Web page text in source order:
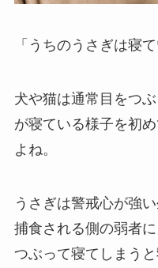
「うちのうさぎは寝
犬や猫は通常目をつ
が寝ている様子を初
よね。
うさぎは警戒心が強い
捕食される側の弱者
つぶって寝てしまう